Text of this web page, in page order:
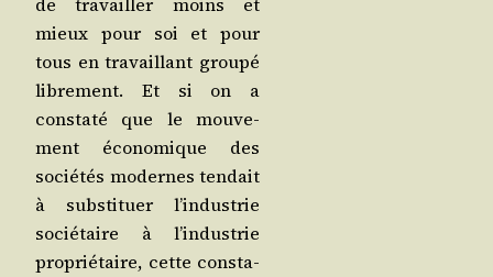
mieux pour soi et pour
tous en tra­vaillant grou­pé
libre­ment. Et si on a
consta­té que le mou­ve­
ment éco­no­mique des
socié­tés modernes ten­dait
à sub­sti­tuer l’in­dus­trie
socié­taire à l’in­dus­trie
pro­prié­taire, cette consta­